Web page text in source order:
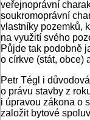
veřejnoprávní
soukromoprávní
vlastníky pozemků,
na využití svého
Půjde tak podobně
o církve (stát, obce)
Petr Tégl i
o právu stavby z
i úpravou zákona o
založit bytové